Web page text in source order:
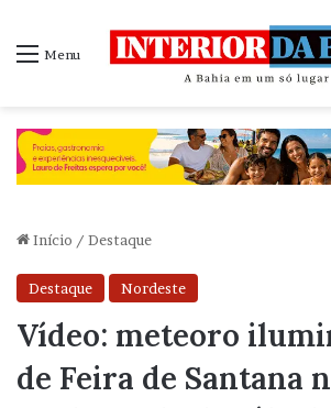
Menu
Início / Destaque
Destaque Nordeste
Vídeo: meteoro
de Feira de Santana